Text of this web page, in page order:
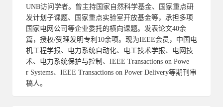
UNB访问学者。曾主持国家自然科学基金、国家重点研
发计划子课题、国家重点实验室开放基金等，承担多项
国家电网公司等企业委托的横向课题。发表论文40余
篇，授权/受理发明专利10余项。现为IEEE会员，中国电
机工程学报、电力系统自动化、电工技术学报、电网技
术、电力系统保护与控制、IEEE Transactions on Powe
r Systems、IEEE Transactions on Power Delivery等期刊审
稿人。